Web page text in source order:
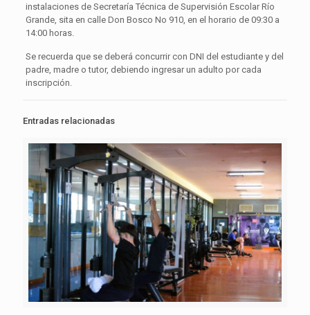
instalaciones de Secretaría Técnica de Supervisión Escolar Río
Grande, sita en calle Don Bosco No 910, en el horario de 09:30 a
14:00 horas.
Se recuerda que se deberá concurrir con DNI del estudiante y del
padre, madre o tutor, debiendo ingresar un adulto por cada
inscripción.
Entradas relacionadas